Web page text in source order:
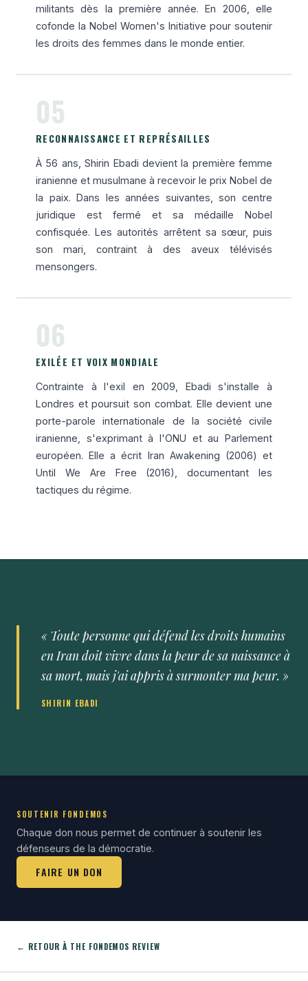
militants dès la première année. En 2006, elle
cofonde la Nobel Women's Initiative pour soutenir
les droits des femmes dans le monde entier.
05
RECONNAISSANCE ET REPRÉSAILLES
À 56 ans, Shirin Ebadi devient la première femme
iranienne et musulmane à recevoir le prix Nobel de
la paix. Dans les années suivantes, son centre
juridique est fermé et sa médaille Nobel
confisquée. Les autorités arrêtent sa sœur, puis
son mari, contraint à des aveux télévisés
mensongers.
06
EXILÉE ET VOIX MONDIALE
Contrainte à l'exil en 2009, Ebadi s'installe à
Londres et poursuit son combat. Elle devient une
porte-parole internationale de la société civile
iranienne, s'exprimant à l'ONU et au Parlement
européen. Elle a écrit Iran Awakening (2006) et
Until We Are Free (2016), documentant les
tactiques du régime.
« Toute personne qui défend les droits humains
en Iran doit vivre dans la peur de sa naissance à
sa mort, mais j'ai appris à surmonter ma peur. »
SHIRIN EBADI
SOUTENIR FONDEMOS
Chaque don nous permet de continuer à soutenir les
défenseurs de la démocratie.
FAIRE UN DON
← RETOUR À THE FONDEMOS REVIEW